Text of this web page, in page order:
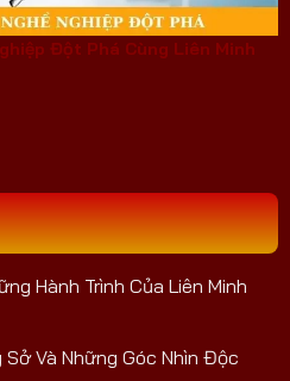
Đột Phá Cùng Liên Minh
Hành Trình Của Liên Minh
Và Những Góc Nhìn Độc